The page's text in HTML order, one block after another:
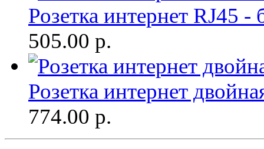
Розетка интернет RJ45
505.00 р.
Розетка интернет
774.00 р.